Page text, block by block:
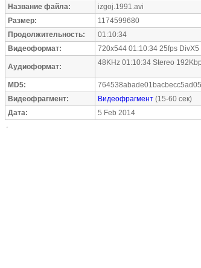
Название файла:
izgoj.1991.avi
Размер:
1174599680
Продолжительность:
01:10:34
Видеоформат:
720x544 01:10:34 25fps DivX5
Аудиоформат: 48KHz 01:10:34 Stereo
MD5:
Видеофрагмент:
Видеофрагмент (15-60 сек)
Дата:
5 Feb 2014